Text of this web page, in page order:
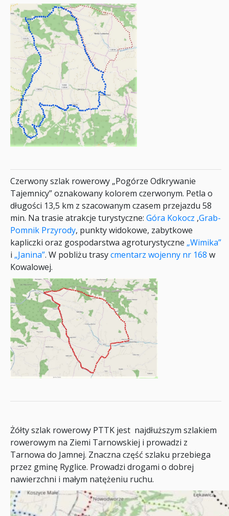
Czerwony szlak rowerowy „Pogórze Odkrywanie
Tajemnicy” oznakowany kolorem czerwonym. Petla o
długości 13,5 km z szacowanym czasem przejazdu 58
min. Na trasie atrakcje turystyczne: Góra Kokocz ,Grab-
Pomnik Przyrody, punkty widokowe, zabytkowe
kapliczki oraz gospodarstwa agroturystyczne „Wimika”
i „Janina”. W pobliżu trasycmentarz wojenny nr 168 w
Kowalowej.
Żółty szlak rowerowy PTTK jest najdłuższym szlakiem
rowerowym na Ziemi Tarnowskiej i prowadzi z
Tarnowa do Jamnej. Znaczna część szlaku przebiega
przez gminę Ryglice. Prowadzi drogami o dobrej
nawierzchni i małym natężeniu ruchu.